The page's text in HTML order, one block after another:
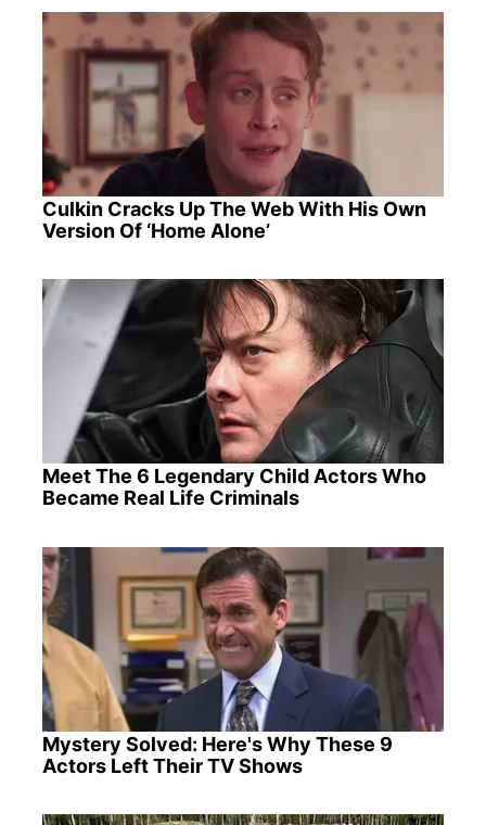
Culkin Cracks Up The Web With His Own
Version Of ‘Home Alone’
Meet The 6 Legendary Child Actors Who
Became Real Life Criminals
Mystery Solved: Here's Why These 9
Actors Left Their TV Shows